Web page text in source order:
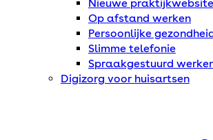
Nieuwe praktijkwebsite
Op afstand werken
Persoonlijke
Slimme telefonie
Spraakgestuurd
Digizorg voor huisartsen